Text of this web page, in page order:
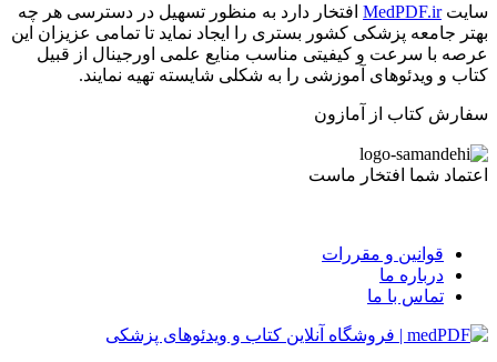
سایتMedPDF.ir افتخار دارد به منظور تسهیل در دسترسی هر چه
بهتر جامعه پزشکی کشور بستری را ایجاد نماید تا تمامی عزیزان این
عرصه با سرعت و کیفیتی مناسب منایع علمی اورجینال از قبیل
کتاب و ویدئوهای آموزشی را به شکلی شایسته تهیه نمایند.
سفارش کتاب از آمازون
اعتماد شما افتخار ماست
قوانین و مقررات
درباره ما
تماس با ما